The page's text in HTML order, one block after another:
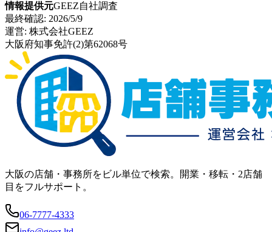
情報提供元GEEZ自社調査
最終確認: 2026/5/9
運営: 株式会社GEEZ
大阪府知事免許(2)第62068号
大阪の店舗・事務所をビル単位で検索。開業・移転・2店舗
目をフルサポート。
06-7777-4333